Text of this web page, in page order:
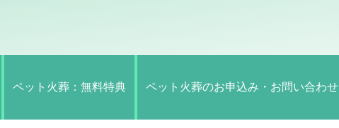
ペット火葬：無料特典 ペット火葬のお申込み・お問い合わせ